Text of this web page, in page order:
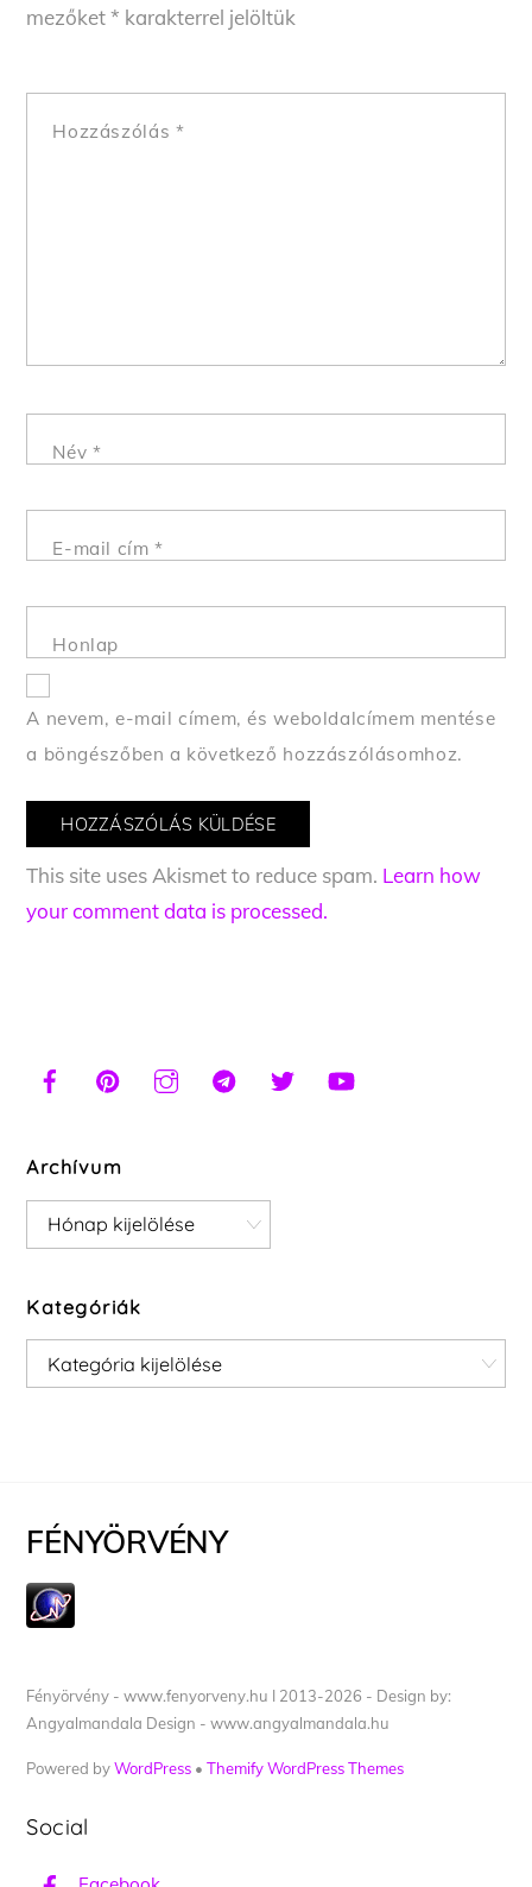
mezőket* karakterrel jelöltük
Hozzászólás *
Név *
E-mail cím*
Honlap
A nevem, e-mail címem, és weboldalcímem mentése
a böngészőben a következő hozzászólásomhoz.
This site uses Akismet to reduce spam. Learn how
your comment data is processed.
Archívum
Archívum
Kategóriák
Kategóriák
FÉNYÖRVÉNY
Fényörvény - www.fenyorveny.hu I 2013-2026 - Design by:
Angyalmandala Design - www.angyalmandala.hu
Powered byWordPress •Themify WordPress Themes
Social